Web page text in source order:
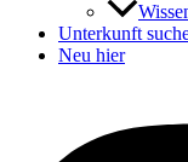
Unterkunft
Neu hier